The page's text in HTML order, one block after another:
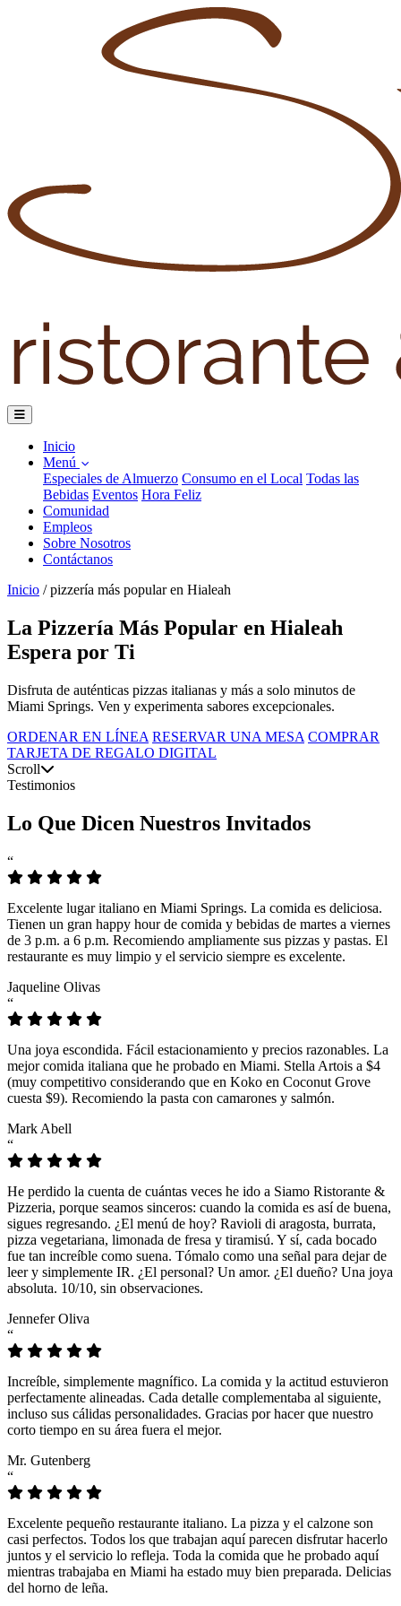
Inicio
Menú
Especiales de Almuerzo Consumo en el Local Todas las
Bebidas Eventos Hora Feliz
Comunidad
Empleos
Sobre Nosotros
Contáctanos
Inicio / pizzería más popular en Hialeah
La Pizzería Más Popular en Hialeah
Espera por Ti
Disfruta de auténticas pizzas italianas y más a solo minutos de
Miami Springs. Ven y experimenta sabores excepcionales.
ORDENAR EN LÍNEA RESERVAR UNA MESA COMPRAR
TARJETA DE REGALO DIGITAL
Scroll
Testimonios
Lo Que Dicen Nuestros Invitados
“
Excelente lugar italiano en Miami Springs. La comida es deliciosa.
Tienen un gran happy hour de comida y bebidas de martes a viernes
de 3 p.m. a 6 p.m. Recomiendo ampliamente sus pizzas y pastas. El
restaurante es muy limpio y el servicio siempre es excelente.
Jaqueline Olivas
“
Una joya escondida. Fácil estacionamiento y precios razonables. La
mejor comida italiana que he probado en Miami. Stella Artois a $4
(muy competitivo considerando que en Koko en Coconut Grove
cuesta $9). Recomiendo la pasta con camarones y salmón.
Mark Abell
“
He perdido la cuenta de cuántas veces he ido a Siamo Ristorante &
Pizzeria, porque seamos sinceros: cuando la comida es así de buena,
sigues regresando. ¿El menú de hoy? Ravioli di aragosta, burrata,
pizza vegetariana, limonada de fresa y tiramisú. Y sí, cada bocado
fue tan increíble como suena. Tómalo como una señal para dejar de
leer y simplemente IR. ¿El personal? Un amor. ¿El dueño? Una joya
absoluta. 10/10, sin observaciones.
Jennefer Oliva
“
Increíble, simplemente magnífico. La comida y la actitud estuvieron
perfectamente alineadas. Cada detalle complementaba al siguiente,
incluso sus cálidas personalidades. Gracias por hacer que nuestro
corto tiempo en su área fuera el mejor.
Mr. Gutenberg
“
Excelente pequeño restaurante italiano. La pizza y el calzone son
casi perfectos. Todos los que trabajan aquí parecen disfrutar hacerlo
juntos y el servicio lo refleja. Toda la comida que he probado aquí
mientras trabajaba en Miami ha estado muy bien preparada. Delicias
del horno de leña.